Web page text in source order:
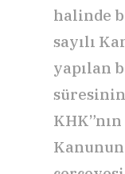
halinde
sayılı
yapılan
KHK”nın